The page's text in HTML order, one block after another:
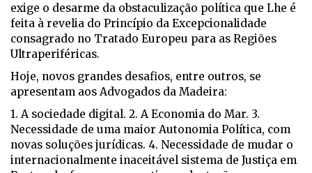
exige o desarme da obstaculização política que Lhe é
feita à revelia do Princípio da Excepcionalidade
consagrado no Tratado Europeu para as Regiões
Ultraperiféricas.
Hoje, novos grandes desafios, entre outros, se
apresentam aos Advogados da Madeira:
1. A sociedade digital. 2. A Economia do Mar. 3.
Necessidade de uma maior Autonomia Política, com
novas soluções jurídicas. 4. Necessidade de mudar o
internacionalmente inaceitável sistema de Justiça em